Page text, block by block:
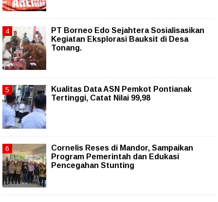
PT Borneo Edo Sejahtera Sosialisasikan
Kegiatan Eksplorasi Bauksit di Desa
Tonang.
Kualitas Data ASN Pemkot Pontianak
Tertinggi, Catat Nilai 99,98
Cornelis Reses di Mandor, Sampaikan
Program Pemerintah dan Edukasi
Pencegahan Stunting